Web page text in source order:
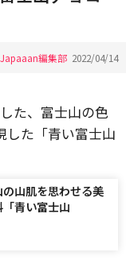
Japaaan編集部 2022/04/14
た、富士山の色
した「青い富士山
山肌を思わせる美
青い富士山